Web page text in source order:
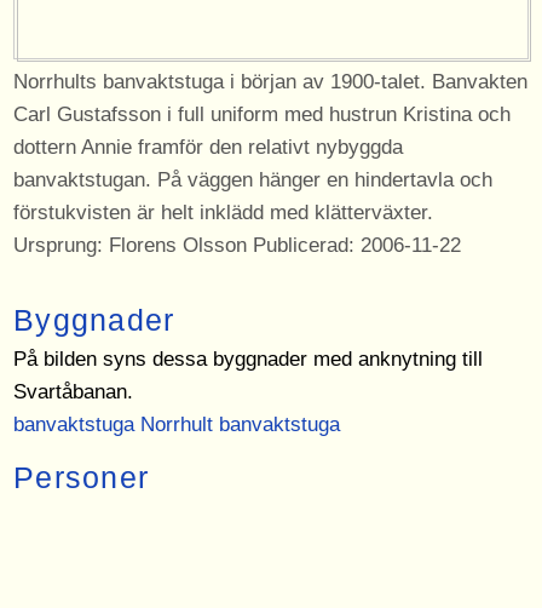
Norrhults banvaktstuga i början av 1900-talet. Banvakten
Carl Gustafsson i full uniform med hustrun Kristina och
dottern Annie framför den relativt nybyggda
banvaktstugan. På väggen hänger en hindertavla och
förstukvisten är helt inklädd med klätterväxter.
Ursprung: Florens Olsson Publicerad: 2006-11-22
Byggnader
På bilden syns dessa byggnader med anknytning till
Svartåbanan.
banvaktstuga Norrhult banvaktstuga
Personer